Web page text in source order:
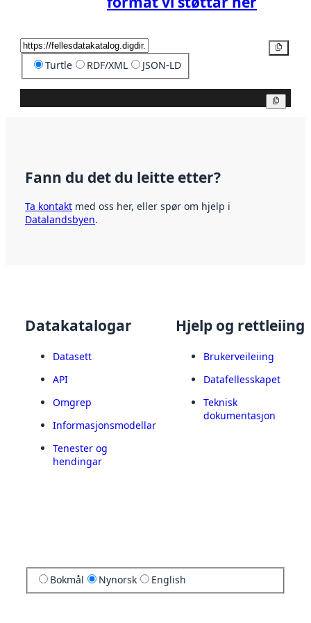
Turtle RDF/XML JSON-LD
Fann du det du leitte etter?
Ta kontakt med oss her, eller spør om hjelp i
Datalandsbyen.
Datakatalogar
Datasett
API
Omgrep
Informasjonsmodellar
Tenester og
hendingar
Hjelp og rettleiing
Brukerveileiing
Datafellesskapet
Teknisk
dokumentasjon
Bokmål Nynorsk English